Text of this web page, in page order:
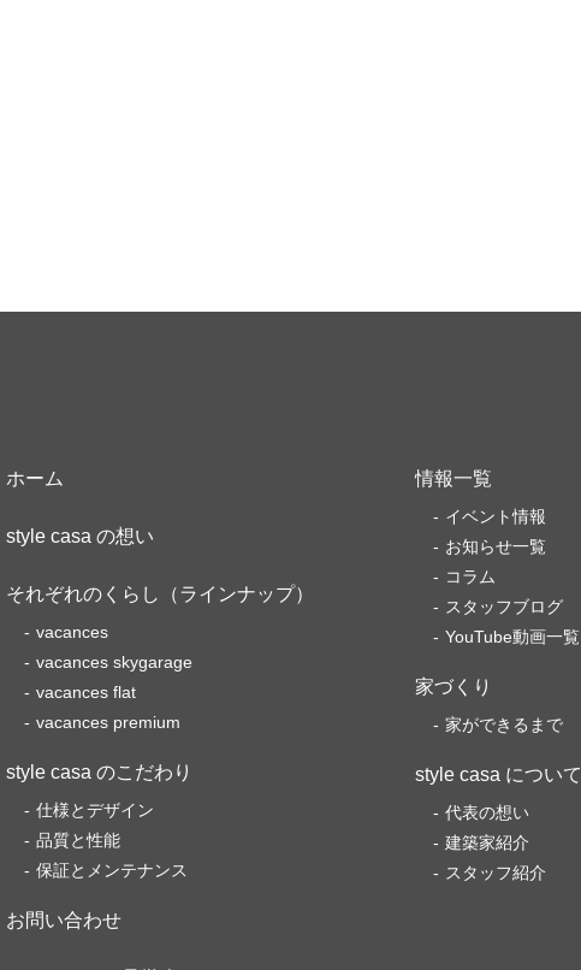
ホーム
style casa の想い
それぞれのくらし（ラインナップ）
vacances
vacances skygarage
vacances flat
vacances premium
style casa のこだわり
仕様とデザイン
品質と性能
保証とメンテナンス
お問い合わせ
情報一覧
イベント情報
お知らせ一覧
コラム
スタッフブログ
YouTube動画一覧
家づくり
家ができるまで
style casa について
代表の想い
建築家紹介
スタッフ紹介